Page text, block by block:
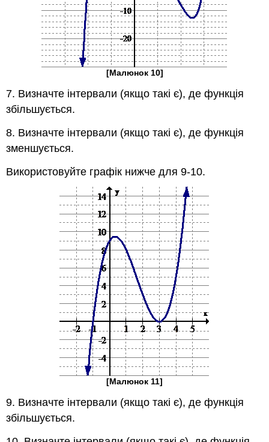
[Малюнок 10]
7. Визначте інтервали (якщо такі є), де функція
збільшується.
8. Визначте інтервали (якщо такі є), де функція
зменшується.
Використовуйте графік нижче для 9-10.
[Малюнок 11]
9. Визначте інтервали (якщо такі є), де функція
збільшується.